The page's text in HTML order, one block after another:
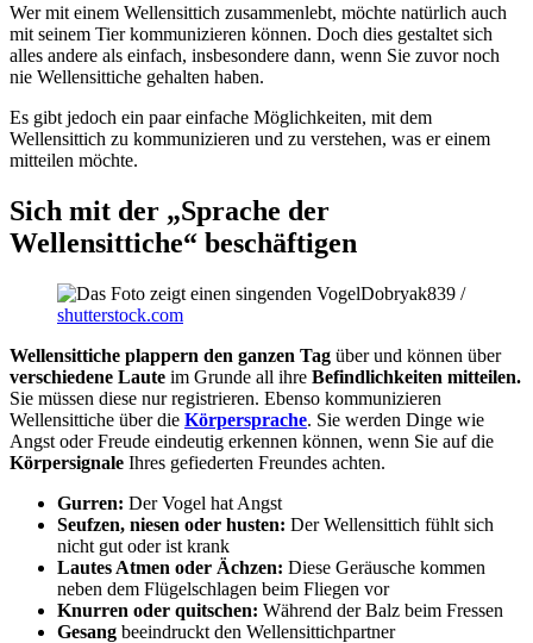
Wer mit einem Wellensittich zusammenlebt, möchte natürlich auch
mit seinem Tier kommunizieren können. Doch dies gestaltet sich
alles andere als einfach, insbesondere dann, wenn Sie zuvor noch
nie Wellensittiche gehalten haben.
Es gibt jedoch ein paar einfache Möglichkeiten, mit dem
Wellensittich zu kommunizieren und zu verstehen, was er einem
mitteilen möchte.
Sich mit der „Sprache der
Wellensittiche“ beschäftigen
Dobryak839 /
shutterstock.com
Wellensittiche plappern den ganzen Tag über und können über
verschiedene Laute im Grunde all ihre Befindlichkeiten mitteilen.
Sie müssen diese nur registrieren. Ebenso kommunizieren
Wellensittiche über die Körpersprache. Sie werden Dinge wie
Angst oder Freude eindeutig erkennen können, wenn Sie auf die
Körpersignale Ihres gefiederten Freundes achten.
Gurren: Der Vogel hat Angst
Seufzen, niesen oder husten: Der Wellensittich fühlt sich
nicht gut oder ist krank
Lautes Atmen oder Ächzen: Diese Geräusche kommen
neben dem Flügelschlagen beim Fliegen vor
Knurren oder quitschen: Während der Balz beim Fressen
Gesang beeindruckt den Wellensittichpartner